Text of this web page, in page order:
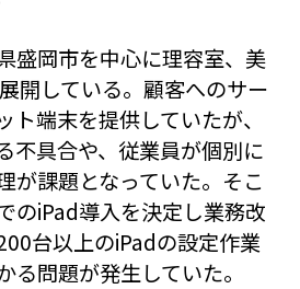
盛岡市を中心に理容室、美
開している。顧客へのサー
ト端末を提供していたが、
不具合や、従業員が個別に
が課題となっていた。そこ
のiPad導入を決定し業務改
台以上のiPadの設定作業
る問題が発生していた。